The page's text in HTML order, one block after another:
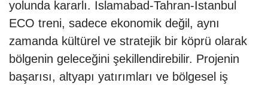
yolunda kararlı. İslamabad-Tahran-İstanbul
ECO treni, sadece ekonomik değil, aynı
zamanda kültürel ve stratejik bir köprü olarak
bölgenin geleceğini şekillendirebilir. Projenin
başarısı, altyapı yatırımları ve bölgesel iş